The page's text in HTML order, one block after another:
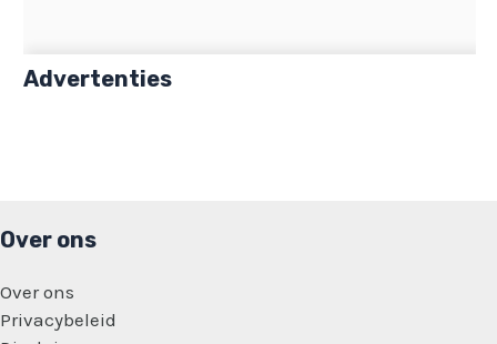
Advertenties
Over ons
Over ons
Privacybeleid